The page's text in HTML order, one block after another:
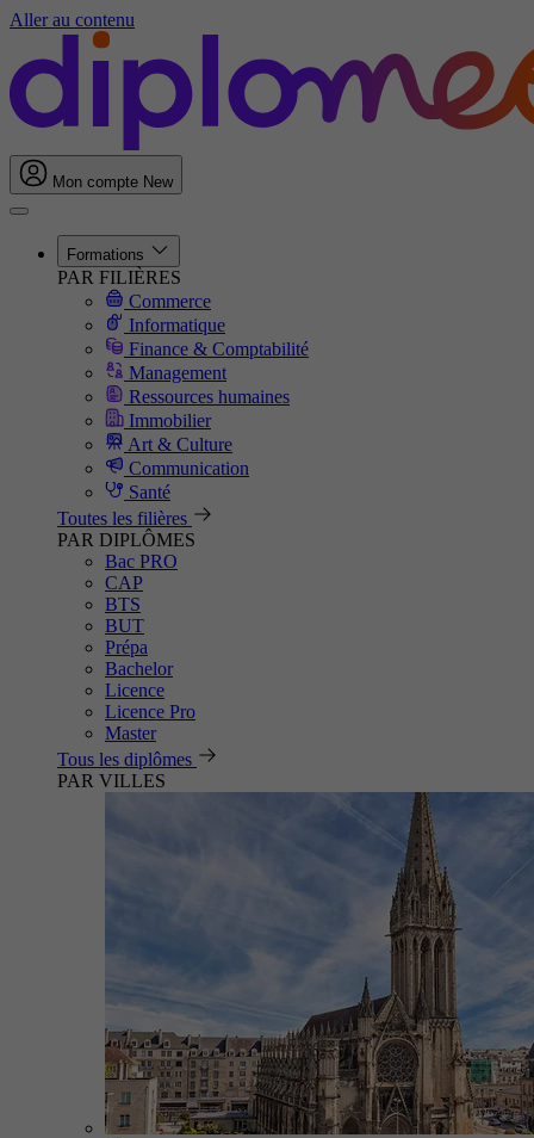
Aller au contenu
Mon compte New
Formations
PAR FILIÈRES
Commerce
Informatique
Finance & Comptabilité
Management
Ressources humaines
Immobilier
Art & Culture
Communication
Santé
Toutes les filières
PAR DIPLÔMES
Bac PRO
CAP
BTS
BUT
Prépa
Bachelor
Licence
Licence Pro
Master
Tous les diplômes
PAR VILLES